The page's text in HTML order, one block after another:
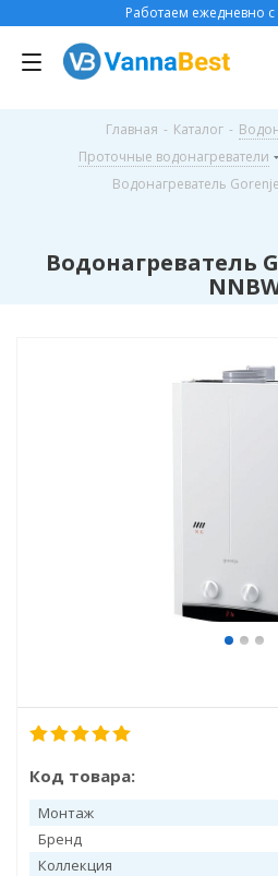
Работаем ежедневно с
Главная - Каталог -
Проточные водонагреватели
Водонагреватель
Водонагреватель
Код товара:
Монтаж
Бренд
Коллекция